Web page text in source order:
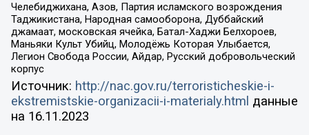
Челебиджихана, Азов, Партия исламского возрождения
Таджикистана, Народная самооборона, Дуббайский
джамаат, московская ячейка, Батал-Хаджи Белхороев,
Маньяки Культ Убийц, Молодёжь Которая Улыбается,
Легион Свобода России, Айдар, Русский добровольческий
корпус
Источник: http://nac.gov.ru/terroristicheskie-i-
ekstremistskie-organizacii-i-materialy.html данные
на 16.11.2023